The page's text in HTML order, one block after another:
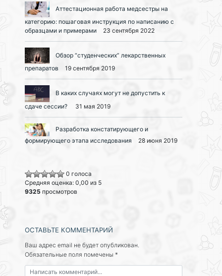
Аттестационная работа медсестры на
категорию: пошаговая инструкция по написанию с
образцами и примерами
23 сентября 2022
Обзор “студенческих” лекарственных
препаратов
19 сентября 2019
В каких случаях могут не допустить к
сдаче сессии?
31 мая 2019
Разработка констатирующего и
формирующего этапа исследования
28 июня 2019
0 голоса
Средняя оценка: 0,00 из 5
9325 просмотров
ОСТАВЬТЕ КОММЕНТАРИЙ
Ваш адрес email не будет опубликован.
Обязательные поля помечены *